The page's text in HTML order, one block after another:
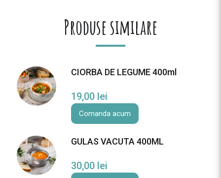
Produse similare
CIORBA DE LEGUME 400ml
19,00 lei
Comanda acum
GULAS VACUTA 400ML
30,00 lei